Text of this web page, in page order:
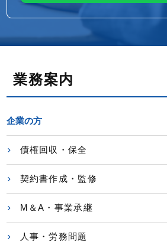
業務案内
企業の方
債権回収・保全
契約書作成・監修
M＆A・事業承継
人事・労務問題